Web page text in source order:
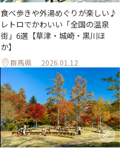
食べ歩きや外湯めぐりが楽しい♪
レトロでかわいい「全国の温泉
街」6選【草津・城崎・黒川ほ
か】
群馬県 2026.01.12